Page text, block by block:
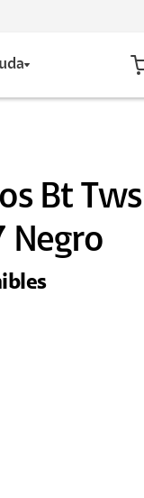
Bt
Negro